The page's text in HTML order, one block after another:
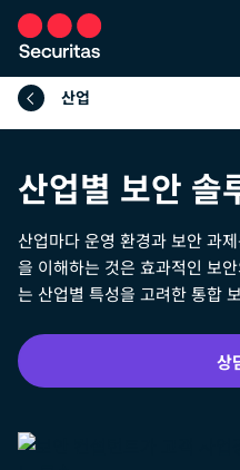
산업
산업별 보안 솔
산업마다 운영 환경과 보안 과
을 이해하는 것은 효과적인 보
는 산업별 특성을 고려한 통합
상